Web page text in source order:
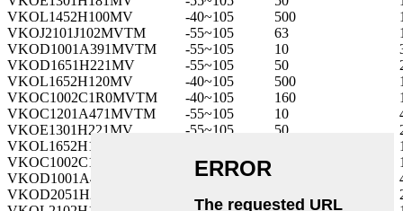
VKOL1452H100MV
-40~105 500
VKOJ2101J102MVTM
-55~105 63
VKOD1001A391MVTM
-55~105 10
VKOD1651H221MV
-55~105 50
VKOL1652H120MV
-40~105 500
VKOC1002C1R0MVTM
-40~105 160
VKOC1201A471MVTM
-55~105 10
VKOE1301H221MV
-55~105 50
VKOL1652H150MV
VKOC1002C1R2MVTM
-40~105
VKOD1001A471MVTM
-55~105
VKOD2051H271MV